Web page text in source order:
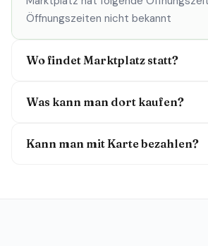
Öffnungszeiten nicht bekannt
Wo findet Marktplatz statt?
Was kann man dort kaufen?
Kann man mit Karte bezahlen?